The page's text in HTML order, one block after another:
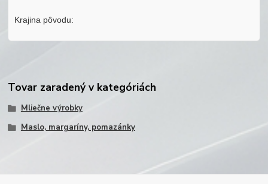
Krajina pôvodu:
Tovar zaradený v kategóriách
Mliečne výrobky
Maslo, margaríny, pomazánky